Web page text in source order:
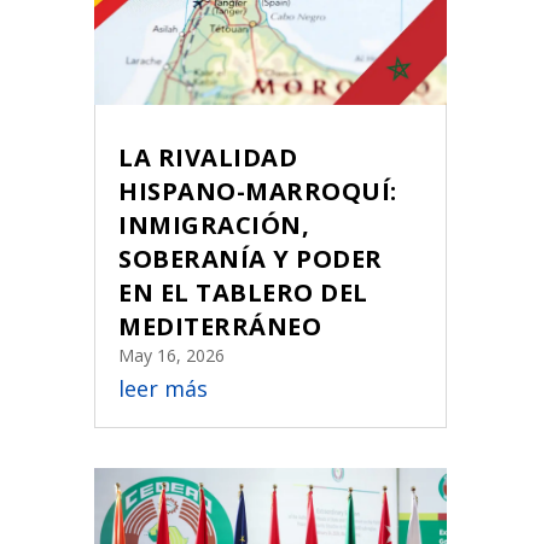
LA RIVALIDAD
HISPANO-MARROQUÍ:
INMIGRACIÓN,
SOBERANÍA Y PODER
EN EL TABLERO DEL
MEDITERRÁNEO
May 16, 2026
leer más